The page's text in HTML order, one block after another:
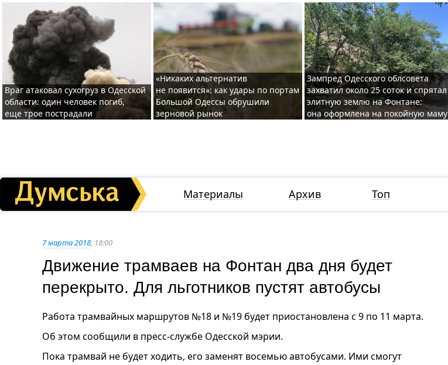
Враг атаковал сухогруз в Одесской
области: один человек погиб,
еще трое пострадали
«Никаких альтернатив
не появится»: как удары по портам
Большой Одессы обрушили
зерновой рынок
Зампред Одесского облсовета
захватил около 25 соток и спрятал
элитную землю на Фонтане:
она оформлена на покойную маму
Материалы Архив Топ
7 марта 2018, 18:00
Движение трамваев на Фонтан два дня будет
перекрыто. Для льготников пустят автобусы
Работа трамвайных маршрутов №18 и №19 будет приостановлена с 9 по 11 марта.
Об этом сообщили в пресс-службе Одесской мэрии.
Пока трамвай не будет ходить, его заменят восемью автобусами. Ими смогут